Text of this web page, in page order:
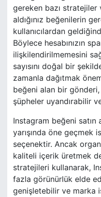
gereken bazı stratejiler
aldığınız beğenilerin
kullanıcılardan
Böylece hesabınızın
ilişkilendirilmemesini
sayısını doğal bir
zamanla dağıtmak
beğeni alan bir
şüpheler uyandırabilir
Instagram beğeni
yarışında öne geçmek
seçenektir. Ancak
kaliteli içerik üretmek
stratejileri kullanarak,
fazla görünürlük elde
genişletebilir ve marka